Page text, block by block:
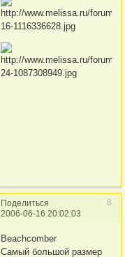
Поделиться
8
2006-06-16 20:02:03
Beachcomber
Самый большой размер